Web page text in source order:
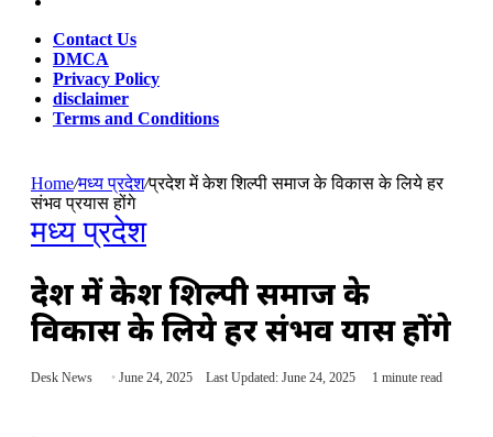
Contact Us
DMCA
Privacy Policy
disclaimer
Terms and Conditions
Home/मध्य प्रदेश/प्रदेश में केश शिल्पी समाज के विकास के लिये हर
संभव प्रयास होंगे
मध्य प्रदेश
प्रदेश में केश शिल्पी समाज के
विकास के लिये हर संभव प्रयास होंगे
Desk News June 24, 2025 Last Updated: June 24, 2025 1 minute read